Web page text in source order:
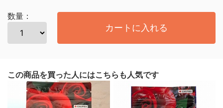
数量：
カートに入れる
この商品を買った人にはこちらも人気です